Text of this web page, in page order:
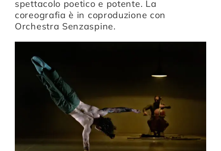
spettacolo poetico e potente. La
coreografia è in coproduzione con
Orchestra Senzaspine.